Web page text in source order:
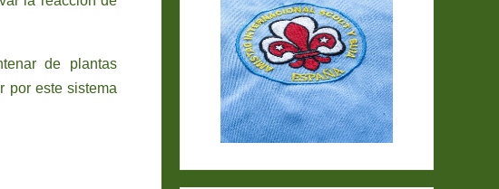
de plantas
por este sistema